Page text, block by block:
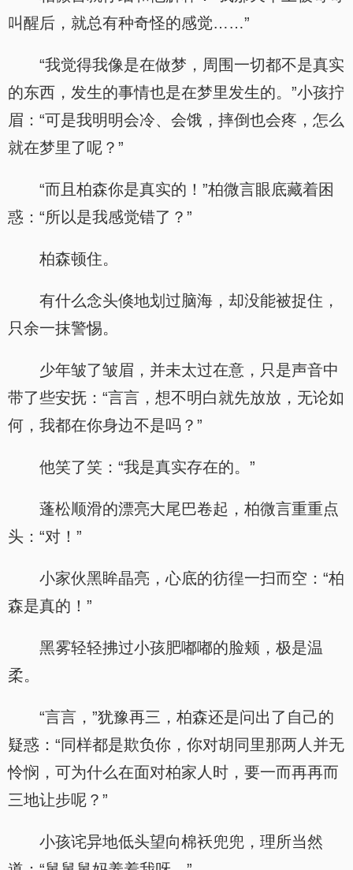
叫醒后，就总有种奇怪的感觉……”
“我觉得我像是在做梦，周围一切都不是真实
的东西，发生的事情也是在梦里发生的。”小孩拧
眉：“可是我明明会冷、会饿，摔倒也会疼，怎么
就在梦里了呢？”
“而且柏森你是真实的！”柏微言眼底藏着困
惑：“所以是我感觉错了？”
柏森顿住。
有什么念头倏地划过脑海，却没能被捉住，
只余一抹警惕。
少年皱了皱眉，并未太过在意，只是声音中
带了些安抚：“言言，想不明白就先放放，无论如
何，我都在你身边不是吗？”
他笑了笑：“我是真实存在的。”
蓬松顺滑的漂亮大尾巴卷起，柏微言重重点
头：“对！”
小家伙黑眸晶亮，心底的彷徨一扫而空：“柏
森是真的！”
黑雾轻轻拂过小孩肥嘟嘟的脸颊，极是温
柔。
“言言，”犹豫再三，柏森还是问出了自己的
疑惑：“同样都是欺负你，你对胡同里那两人并无
怜悯，可为什么在面对柏家人时，要一而再再而
三地让步呢？”
小孩诧异地低头望向棉袄兜兜，理所当然